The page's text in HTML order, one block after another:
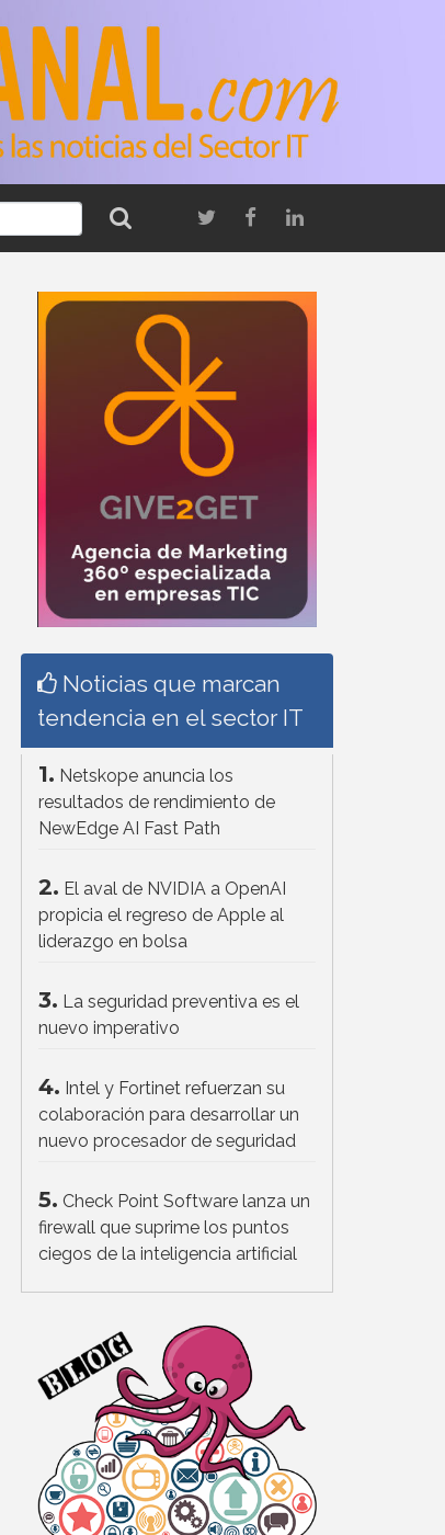
Noticias que marcan
tendencia en el sector IT
1. Netskope anuncia los
resultados de rendimiento de
NewEdge AI Fast Path
2. El aval de NVIDIA a OpenAI
propicia el regreso de Apple al
liderazgo en bolsa
3. La seguridad preventiva es el
nuevo imperativo
4. Intel y Fortinet refuerzan su
colaboración para desarrollar un
nuevo procesador de seguridad
5. Check Point Software lanza un
firewall que suprime los puntos
ciegos de la inteligencia artificial